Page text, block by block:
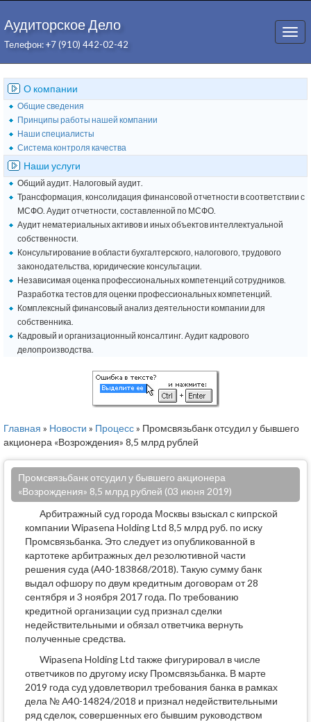
Аудиторское Дело
Телефон: +7 (910) 442-02-42
О компании
Общие сведения
Принципы работы нашей компании
Наши специалисты
Система контроля качества
Наши услуги
Общий аудит. Налоговый аудит.
Трансформация, консолидация финансовой отчетности в соответствии с
МСФО. Аудит отчетности, составленной по МСФО.
Аудит нематериальных активов и иных объектов интеллектуальной
собственности.
Консультирование в области бухгалтерского, налогового, трудового
законодательства, юридические консультации.
Независимая оценка профессиональных компетенций сотрудников.
Разработка тестов для оценки профессиональных компетенций.
Комплексный финансовый анализ деятельности компании для
собственника.
Кадровый и организационный консалтинг. Аудит кадрового
делопроизводства.
Главная » Новости » Процесс» Промсвязьбанк отсудил у бывшего
акционера «Возрождения» 8,5 млрд рублей
Промсвязьбанк отсудил у бывшего акционера
«Возрождения» 8,5 млрд рублей (03 июня 2019)
Арбитражный суд города Москвы взыскал с кипрской
компании Wipasena Holding Ltd 8,5 млрд руб. по иску
Промсвязьбанка. Это следует из опубликованной в
картотеке арбитражных дел резолютивной части
решения суда (А40-183868/2018). Такую сумму банк
выдал офшору по двум кредитным договорам от 28
сентября и 3 ноября 2017 года. По требованию
кредитной организации суд признал сделки
недействительными и обязал ответчика вернуть
полученные средства.
Wipasena Holding Ltd также фигурировал в числе
ответчиков по другому иску Промсвязьбанка. В марте
2019 года суд удовлетворил требования банка в рамках
дела № А40-14824/2018 и признал недействительными
ряд сделок, совершенных его бывшим руководством